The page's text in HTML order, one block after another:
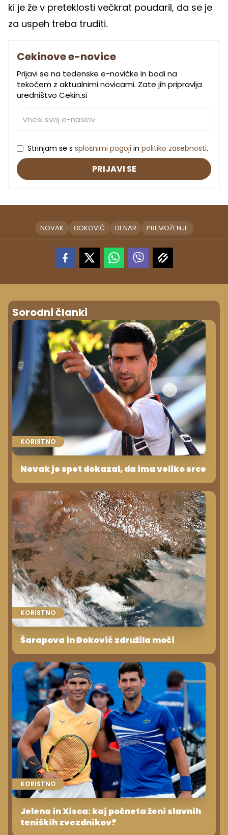
ki je že v preteklosti večkrat poudaril, da se je
za uspeh treba truditi.
Cekinove e-novice
Prijavi se na tedenske e-novičke in bodi na
tekočem z aktualnimi novicami. Zate jih pripravlja
uredništvo Cekin.si
Strinjam se s splošnimi pogoji in politiko zasebnosti.
PRIJAVI SE
NOVAK ĐOKOVIĆ DENAR PREMOŽENJE
Sorodni članki
KORISTNO
Novak je spet dokazal, da ima veliko srce
KORISTNO
Šarapova in Đoković združila moči
KORISTNO
Jelena in Xisca: kaj počneta ženi slavnih
teniških zvezdnikov?